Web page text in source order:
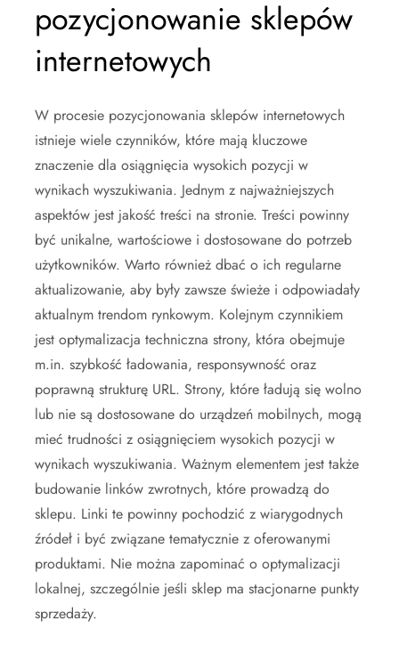
pozycjonowanie sklepów
internetowych
W procesie pozycjonowania sklepów internetowych
istnieje wiele czynników, które mają kluczowe
znaczenie dla osiągnięcia wysokich pozycji w
wynikach wyszukiwania. Jednym z najważniejszych
aspektów jest jakość treści na stronie. Treści powinny
być unikalne, wartościowe i dostosowane do potrzeb
użytkowników. Warto również dbać o ich regularne
aktualizowanie, aby były zawsze świeże i odpowiadały
aktualnym trendom rynkowym. Kolejnym czynnikiem
jest optymalizacja techniczna strony, która obejmuje
m.in. szybkość ładowania, responsywność oraz
poprawną strukturę URL. Strony, które ładują się wolno
lub nie są dostosowane do urządzeń mobilnych, mogą
mieć trudności z osiągnięciem wysokich pozycji w
wynikach wyszukiwania. Ważnym elementem jest także
budowanie linków zwrotnych, które prowadzą do
sklepu. Linki te powinny pochodzić z wiarygodnych
źródeł i być związane tematycznie z oferowanymi
produktami. Nie można zapominać o optymalizacji
lokalnej, szczególnie jeśli sklep ma stacjonarne punkty
sprzedaży.